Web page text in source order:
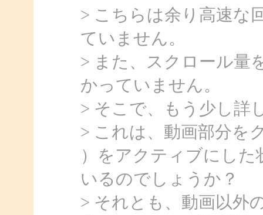
> こちらは余り高速な
ていません。
> また、スクロール量
かっていません。
> そこで、もう少し詳
> これは、動画部分を
）をアクティブにし
いるのでしょうか？
> それとも、動画以外